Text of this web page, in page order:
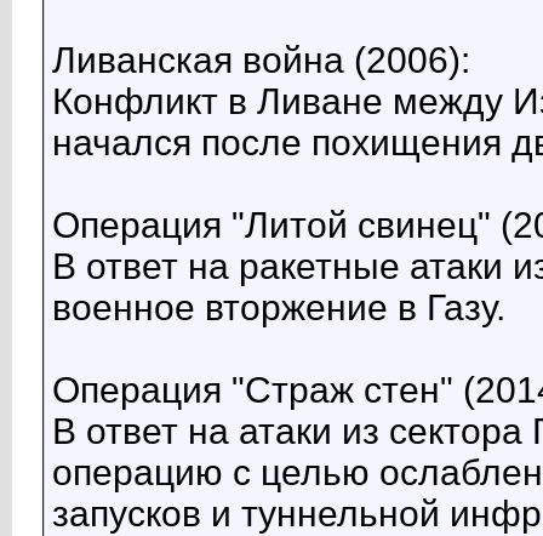
Ливанская война (2006):
Конфликт в Ливане между
начался после похищения
Операция "Литой свинец"
В ответ на ракетные атаки
военное вторжение в Газу.
Операция "Страж стен"
В ответ на атаки из
операцию с целью
запусков и туннельной